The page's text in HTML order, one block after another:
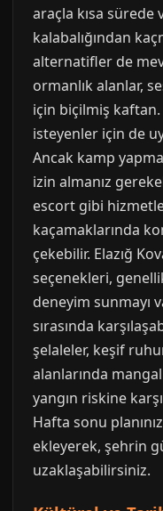
araçla kısa
kalabalığından
alternatifler de
ormanlık alanlar,
için biçilmiş
isteyenler için de
Ancak kamp
izin almanız
escort gibi
kaçamaklarında
çekebilir. Elazığ
seçenekleri,
deneyim sunmayı
sırasında
şelaleler, keşif
alanlarında
yangın riskine
Hafta sonu
ekleyerek, şehrin
uzaklaşabilirsiniz.